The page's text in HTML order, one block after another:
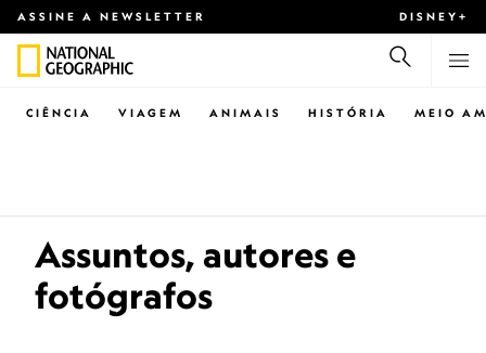
ASSINE A NEWSLETTER DISNEY+
CIÊNCIA VIAGEM ANIMAIS HISTÓRIA MEIO
Assuntos, autores e
fotógrafos